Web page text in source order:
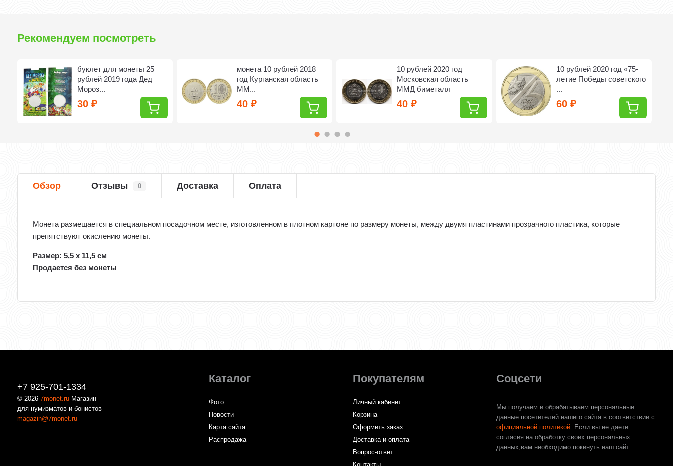
Рекомендуем посмотреть
буклет для монеты 25
рублей 2019 года Дед
Мороз...
30₽
монета 10 рублей 2018
год Курганская область
ММ...
40₽
10 рублей 2020 год
Московская область
ММД биметалл
40₽
10 рублей 2020 год «75-
летие Победы советского
...
60₽
Обзор Отзывы 0 Доставка Оплата
Монета размещается в специальном посадочном месте, изготовленном в плотном картоне по размеру монеты, между двумя пластинами прозрачного пластика, которые
препятствуют окислению монеты.
Размер: 5,5 х 11,5 см
Продается без монеты
+7 925-701-1334
© 20267monet.ru Магазин
для нумизматов и бонистов
magazin@7monet.ru
Каталог
Фото
Новости
Карта сайта
Распродажа
Покупателям
Личный кабинет
Корзина
Оформить заказ
Доставка и оплата
Вопрос-ответ
Соцсети
Мы получаем и обрабатываем персональные
данные посетителей нашего сайта в соответствии с
официальной политикой. Если вы не даете
согласия на обработку своих персональных
данных,вам необходимо покинуть наш сайт.